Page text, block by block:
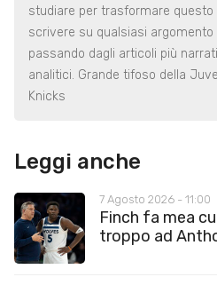
studiare per trasformare questo
scrivere su qualsiasi
passando dagli articoli più
analitici. Grande tifoso della
Knicks
Leggi anche
7 Agosto 2026 - 11:00
Finch fa mea
troppo ad